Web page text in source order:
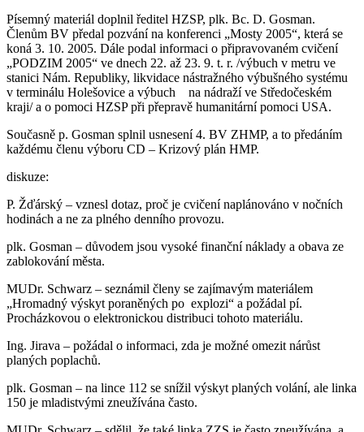
Písemný materiál doplnil ředitel HZSP, plk. Bc. D. Gosman.
Členům BV předal pozvání na konferenci „Mosty 2005“, která se
koná 3. 10. 2005. Dále podal informaci o připravovaném cvičení
„PODZIM 2005“ ve dnech 22. až 23. 9. t. r. /výbuch v metru ve
stanici Nám. Republiky, likvidace nástražného výbušného systému
v terminálu Holešovice a výbuch na nádraží ve Středočeském
kraji/ a o pomoci HZSP při přepravě humanitární pomoci USA.
Současně p. Gosman splnil usnesení 4. BV ZHMP, a to předáním
každému členu výboru CD – Krizový plán HMP.
diskuze:
P. Žďárský – vznesl dotaz, proč je cvičení naplánováno v nočních
hodinách a ne za plného denního provozu.
plk. Gosman – důvodem jsou vysoké finanční náklady a obava ze
zablokování města.
MUDr. Schwarz – seznámil členy se zajímavým materiálem
„Hromadný výskyt poraněných po explozi“ a požádal pí.
Procházkovou o elektronickou distribuci tohoto materiálu.
Ing. Jirava – požádal o informaci, zda je možné omezit nárůst
planých poplachů.
plk. Gosman – na lince 112 se snížil výskyt planých volání, ale linka
150 je mladistvými zneužívána často.